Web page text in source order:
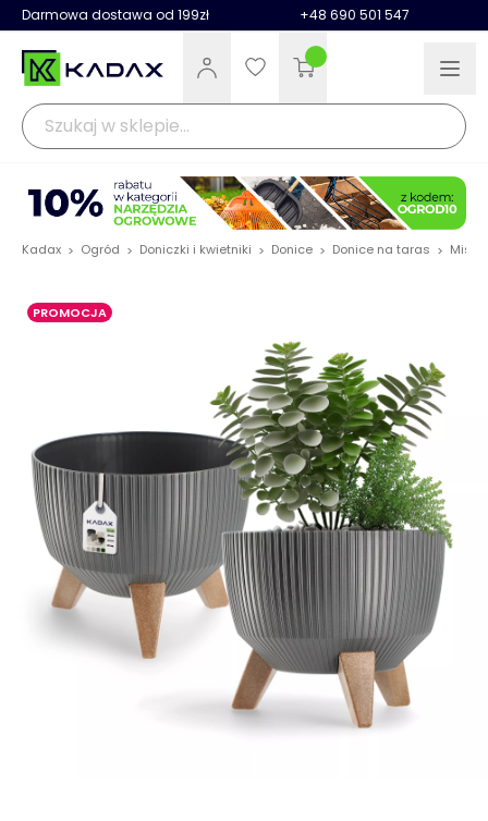
Darmowa dostawa od 199zł +48 690 501 547
Kadax > Ogród > Doniczki i kwietniki > Donice > Donice na taras > Misa
PROMOCJA